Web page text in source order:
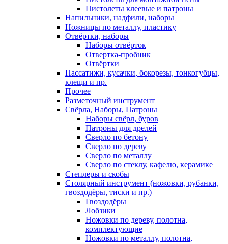
Пистолеты клеевые и патроны
Напильники, надфили, наборы
Ножницы по металлу, пластику
Отвёртки, наборы
Наборы отвёрток
Отвертка-пробник
Отвёртки
Пассатижи, кусачки, бокорезы, тонкогубцы,
клещи и пр.
Прочее
Разметочный инструмент
Свёрла, Наборы, Патроны
Наборы свёрл, буров
Патроны для дрелей
Сверло по бетону
Сверло по дереву
Сверло по металлу
Сверло по стеклу, кафелю, керамике
Степлеры и скобы
Столярный инструмент (ножовки, рубанки,
гвоздодёры, тиски и пр.)
Гвоздодёры
Лобзики
Ножовки по дереву, полотна,
комплектующие
Ножовки по металлу, полотна,